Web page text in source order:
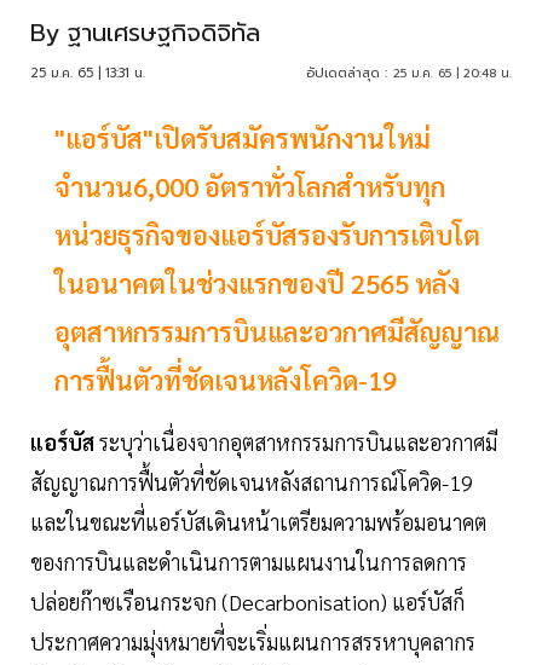
By ฐานเศรษฐกิจดิจิทัล
25 ม.ค. 65 | 13:31 น. อัปเดตล่าสุด : 25 ม.ค. 65 | 20:48 น.
"แอร์บัส"เปิดรับสมัครพนักงานใหม่
จำนวน6,000 อัตราทั่วโลกสำหรับทุก
หน่วยธุรกิจของแอร์บัสรองรับการเติบโต
ในอนาคตในช่วงแรกของปี 2565 หลัง
อุตสาหกรรมการบินและอวกาศมีสัญญาณ
การฟื้นตัวที่ชัดเจนหลังโควิด-19
แอร์บัสระบุว่าเนื่องจากอุตสาหกรรมการบินและอวกาศมี
สัญญาณการฟื้นตัวที่ชัดเจนหลังสถานการณ์โควิด-19
และในขณะที่แอร์บัสเดินหน้าเตรียมความพร้อมอนาคต
ของการบินและดำเนินการตามแผนงานในการลดการ
ปล่อยก๊าซเรือนกระจก (Decarbonisation) แอร์บัสก็
ประกาศความมุ่งหมายที่จะเริ่มแผนการสรรหาบุคลากร